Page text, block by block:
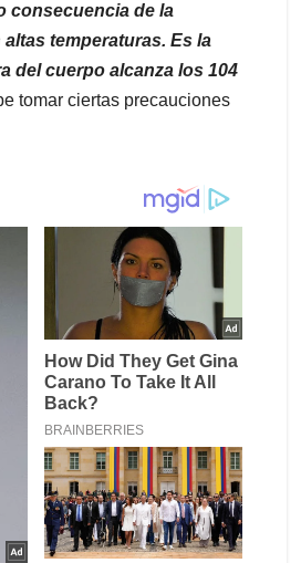
consecuencia de la
temperaturas. Es la
del cuerpo alcanza los 104
tomar ciertas precauciones